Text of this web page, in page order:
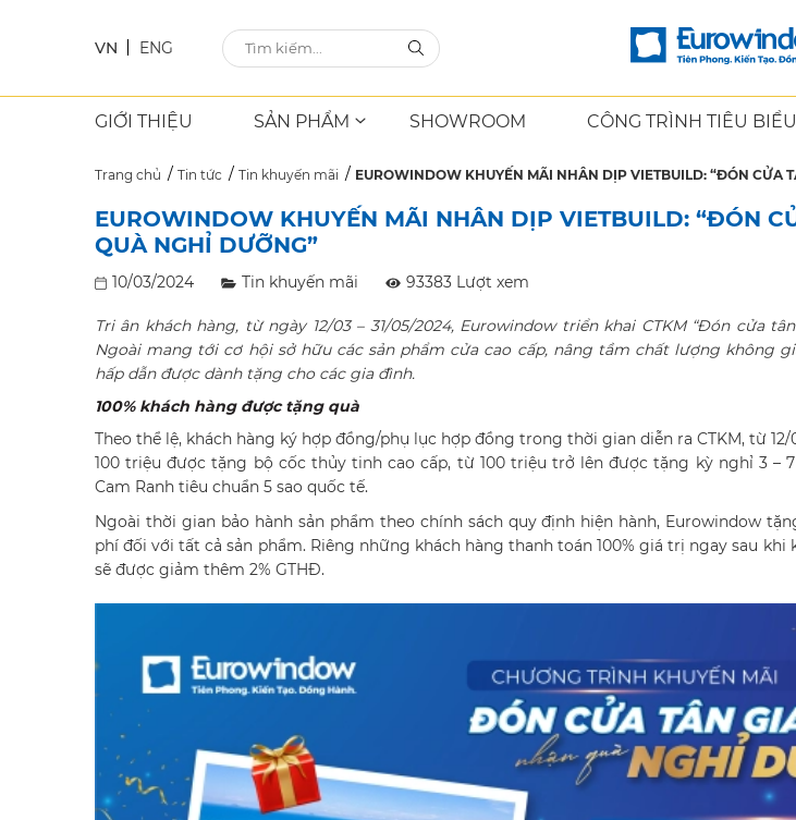
VN ENG
GIỚI THIỆU SẢN PHẨM SHOWROOM CÔNG TRÌNH TIÊU BIỂU
Trang chủ Tin tức Tin khuyến mãi EUROWINDOW KHUYẾN MÃI NHÂN DỊP VIETBUILD: “ĐÓN CỬA
EUROWINDOW KHUYẾN MÃI NHÂN DỊP VIETBUILD: “ĐÓN
QUÀ NGHỈ DƯỠNG”
10/03/2024 Tin khuyến mãi 93383 Lượt xem
Tri ân khách hàng, từ ngày 12/03– 31/05/2024, Eurowindow triển khai CTKM “Đón cửa
Ngoài mang tới cơ hội sở hữu các sản phẩm cửa cao cấp, nâng tầm chất lượng không
hấp dẫn được dành tặng cho các gia đình.
100% khách hàng được tặng quà
Theo thể lệ, khách hàng ký hợp đồng/phụ lục hợp đồng trong thời gian diễn ra CTKM, từ 12/
100 triệu được tặng bộ cốc thủy tinh cao cấp, từ 100 triệu trở lên được tặng kỳ nghỉ 3 –
Cam Ranh tiêu chuẩn 5 sao quốc tế.
Ngoài thời gian bảo hành sản phẩm theo chính sách quy định hiện hành, Eurowindow
phí đối với tất cả sản phẩm. Riêng những khách hàng thanh toán 100% giá trị ngay sau
sẽ được giảm thêm 2% GTHĐ.